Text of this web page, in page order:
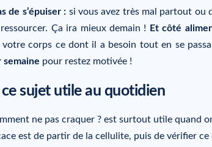
de s’épuiser : si vous avez très mal partout ou
Ça ira mieux demain ! Et côté
corps ce dont il a besoin tout en se
semaine pour restez motivée !
sujet utile au quotidien
ne pas craquer ? est surtout utile quand
est de partir de la cellulite, puis de vérifier